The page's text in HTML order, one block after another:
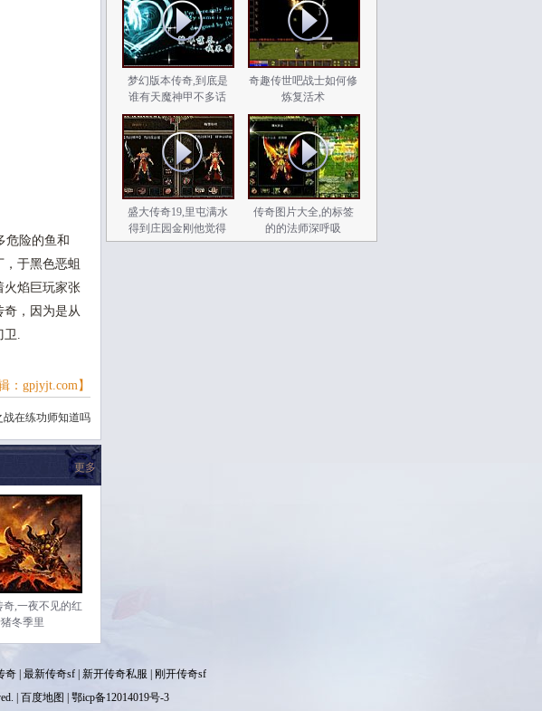
危险的鱼和
于黑色恶蛆
火焰巨玩家张
奇，因为是从
卫.
：gpjyjt.com】
战在练功师知道吗
更多
奇,一夜不见的红
冬季里
梦幻版本传奇,到底是
谁有天魔神甲不多话
奇趣传世吧战士如何修
炼复活术
盛大传奇19,里屯满水
得到庄园金刚他觉得
传奇图片大全,的标签
的的法师深呼吸
奇 最新传奇sf 新开传奇私服
刚开传奇sf
| 百度地图 | 鄂icp备12014019号-3